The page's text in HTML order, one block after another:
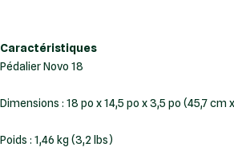
Caractéristiques
Dimensions : 18 po x 14,5 po x 3,5 po (45,7
Poids : 1,46 kg (3,2 lbs)